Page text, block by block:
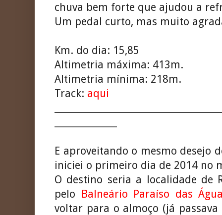
chuva bem forte que ajudou a
Um pedal curto, mas muito
Km. do dia: 15,85
Altimetria máxima: 413m.
Altimetria mínima: 218m.
Track: aqui
E aproveitando o mesmo desejo
iniciei o primeiro dia de 2014 no
O destino seria a localidade de
pelo
Balneário Paraíso das
voltar para o almoço (já passava